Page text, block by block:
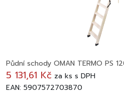
Půdní schody OMAN TERMO PS
5 131,61 Kč za ks s DPH
EAN: 5907572703870